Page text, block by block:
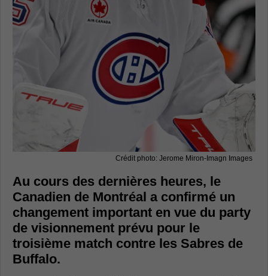
Crédit photo: Jerome Miron-Imagn Images
Au cours des dernières heures, le
Canadien de Montréal a confirmé un
changement important en vue du party
de visionnement prévu pour le
troisième match contre les Sabres de
Buffalo.